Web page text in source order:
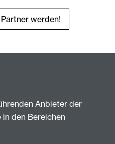
werden!
Anbieter der
in den Bereichen